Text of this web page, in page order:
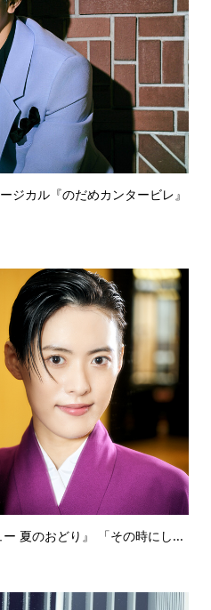
ジカル『のだめカンタービレ』
夏のおどり』 「その時にし...